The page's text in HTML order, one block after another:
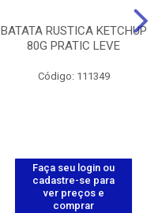
BATATA RUSTICA KETCHUP
80G PRATIC LEVE
Código: 111349
Faça seu login ou
cadastre-se para
ver preços e
comprar